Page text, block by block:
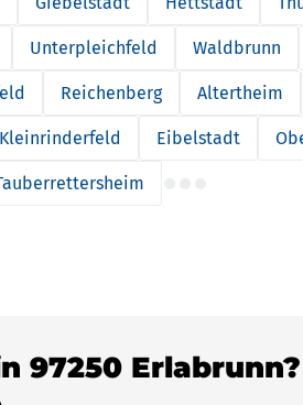
Unterpleichfeld Waldbrunn
Reichenberg Altertheim
Kleinrinderfeld Eibelstadt
97250 Erlabrunn?